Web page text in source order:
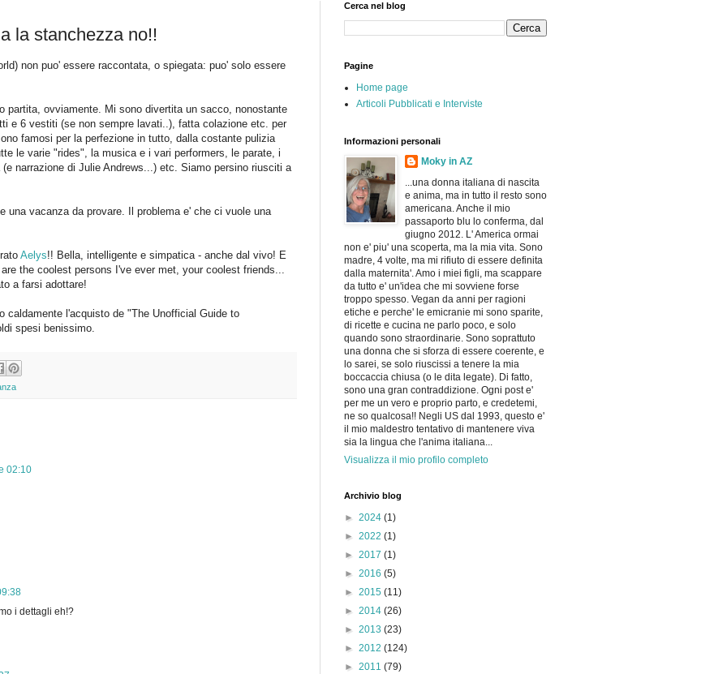
la stanchezza no!!
non puo' essere raccontata, o spiegata: puo' solo essere
partita, ovviamente. Mi sono divertita un sacco, nonostante
e 6 vestiti (se non sempre lavati..), fatta colazione etc. per
famosi per la perfezione in tutto, dalla costante pulizia
le varie "rides", la musica e i vari performers, le parate, i
narrazione di Julie Andrews...) etc. Siamo persino riusciti a
una vacanza da provare. Il problema e' che ci vuole una
Aelys!! Bella, intelligente e simpatica - anche dal vivo! E
the coolest persons I've ever met, your coolest friends...
a farsi adottare!
l'acquisto de "The Unofficial Guide to
spesi benissimo.
02:10
i dettagli eh!?
Cerca nel blog
Pagine
Home page
Articoli Pubblicati e Interviste
Informazioni personali
Moky in AZ
...una donna italiana di nascita
e anima, ma in tutto il resto sono
americana. Anche il mio
passaporto blu lo conferma, dal
giugno 2012. L' America ormai
non e' piu' una scoperta, ma la mia vita. Sono
madre, 4 volte, ma mi rifiuto di essere definita
dalla maternita'. Amo i miei figli, ma scappare
da tutto e' un'idea che mi sovviene forse
troppo spesso. Vegan da anni per ragioni
etiche e perche' le emicranie mi sono sparite,
di ricette e cucina ne parlo poco, e solo
quando sono straordinarie. Sono soprattuto
una donna che si sforza di essere coerente, e
lo sarei, se solo riuscissi a tenere la mia
boccaccia chiusa (o le dita legate). Di fatto,
sono una gran contraddizione. Ogni post e'
per me un vero e proprio parto, e credetemi,
ne so qualcosa!! Negli US dal 1993, questo e'
il mio maldestro tentativo di mantenere viva
sia la lingua che l'anima italiana...
Visualizza il mio profilo completo
Archivio blog
► 2024 (1)
► 2022 (1)
► 2017 (1)
► 2016 (5)
► 2015 (11)
► 2014 (26)
► 2013 (23)
► 2012 (124)
► 2011 (79)